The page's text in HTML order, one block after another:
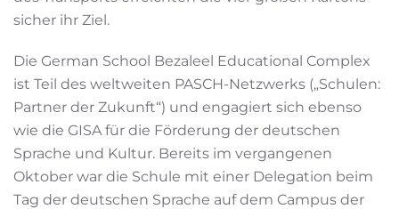
sicher ihr Ziel.
Die German School Bezaleel Educational Complex
ist Teil des weltweiten PASCH-Netzwerks („Schulen:
Partner der Zukunft“) und engagiert sich ebenso
wie die GISA für die Förderung der deutschen
Sprache und Kultur. Bereits im vergangenen
Oktober war die Schule mit einer Delegation beim
Tag der deutschen Sprache auf dem Campus der